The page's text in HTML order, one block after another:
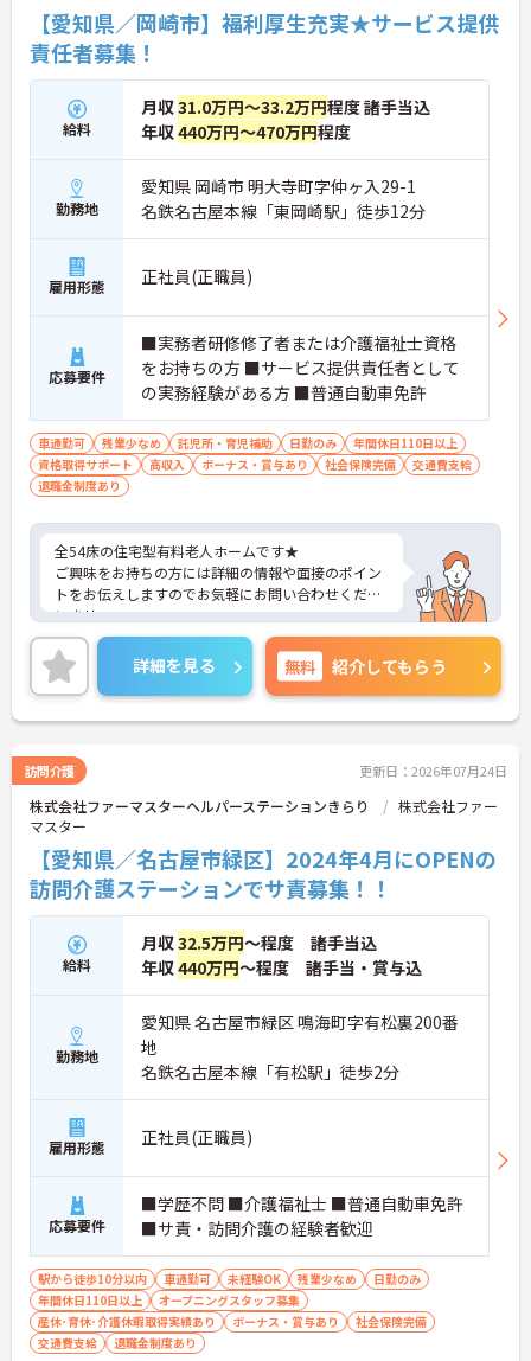
【愛知県／岡崎市】福利厚生充実★サービス提供
責任者募集！
給料
月収31.0万円～33.2万円程度 諸手当込
年収440万円～470万円程度
勤務地
愛知県 岡崎市 明大寺町字仲ヶ入29-1
名鉄名古屋本線「東岡崎駅」徒歩12分
雇用形態 正社員(正職員)
応募要件
■実務者研修修了者または介護福祉士資格
をお持ちの方 ■サービス提供責任者として
の実務経験がある方 ■普通自動車免許
車通勤可 残業少なめ 託児所・育児補助 日勤のみ
年間休日110日以上
資格取得サポート
高収入 ボーナス・賞与あり 社会保険完備
交通費支給
退職金制度あり
全54床の住宅型有料老人ホームです★
ご興味をお持ちの方には詳細の情報や面接のポイン
トをお伝えしますのでお気軽にお問い合わせくださ
いませ。
詳細を見る 無料 紹介してもらう
訪問介護 更新日：2026年07月24日
株式会社ファーマスターヘルパーステーションきらり
株式会社ファー
マスター
【愛知県／名古屋市緑区】2024年4月にOPENの
訪問介護ステーションでサ責募集！！
給料
月収32.5万円～程度 諸手当込
年収440万円～程度 諸手当・賞与込
勤務地
愛知県 名古屋市緑区 鳴海町字有松裏200番
地
名鉄名古屋本線「有松駅」徒歩2分
雇用形態 正社員(正職員)
応募要件
■学歴不問 ■介護福祉士 ■普通自動車免許
■サ責・訪問介護の経験者歓迎
駅から徒歩10分以内 車通勤可 未経験OK 残業少なめ
日勤のみ
年間休日110日以上
オープニングスタッフ募集
産休･育休･介護休暇取得実績あり
ボーナス・賞与あり
社会保険完備
交通費支給
退職金制度あり